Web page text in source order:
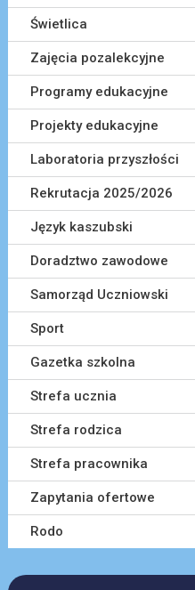
Świetlica
Zajęcia pozalekcyjne
Programy edukacyjne
Projekty edukacyjne
Laboratoria przyszłości
Rekrutacja 2025/2026
Język kaszubski
Doradztwo zawodowe
Samorząd Uczniowski
Sport
Gazetka szkolna
Strefa ucznia
Strefa rodzica
Strefa pracownika
Zapytania ofertowe
Rodo